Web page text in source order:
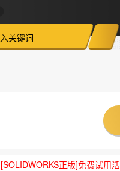
[SOLIDWORKS正版]免费试用